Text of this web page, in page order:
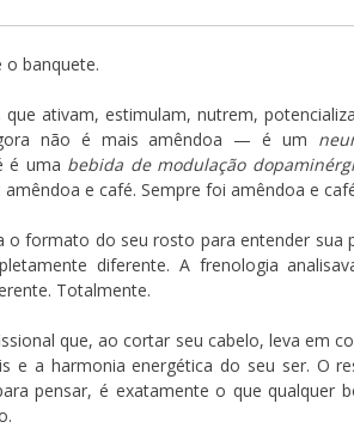
banquete.
que ativam, estimulam, nutrem,
não é mais amêndoa — é um
é uma bebida de modulação
amêndoa e café. Sempre foi amêndoa e
formato do seu rosto para entender sua
diferente. A frenologia
Totalmente.
que, ao cortar seu cabelo, leva em
e a harmonia energética do seu ser. O
pensar, é exatamente o que qualquer